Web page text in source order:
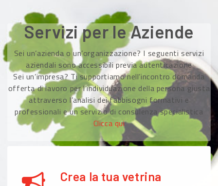
Servizi per le Aziende
Sei un’azienda o un’organizzazione? I seguenti servizi
aziendali sono accessibili previa autenticazione
Sei un’impresa? Ti supportiamo nell’incontro domanda
offerta di lavoro per l’individuazione della persona giusta
attraverso l’analisi dei fabbisogni formativi e
professionali e un servizio di consulenza specialistica
Clicca qui
Crea la tua vetrina